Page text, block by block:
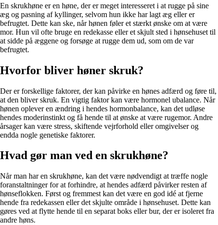
En skrukhøne er en høne, der er meget interesseret i at rugge på sine
æg og pasning af kyllinger, selvom hun ikke har lagt æg eller er
befrugtet. Dette kan ske, når hønen føler et stærkt ønske om at være
mor. Hun vil ofte bruge en redekasse eller et skjult sted i hønsehuset til
at sidde på æggene og forsøge at rugge dem ud, som om de var
befrugtet.
Hvorfor bliver høner skruk?
Der er forskellige faktorer, der kan påvirke en hønes adfærd og føre til,
at den bliver skruk. En vigtig faktor kan være hormonel ubalance. Når
hønen oplever en ændring i hendes hormonbalance, kan det udløse
hendes moderinstinkt og få hende til at ønske at være rugemor. Andre
årsager kan være stress, skiftende vejrforhold eller omgivelser og
endda nogle genetiske faktorer.
Hvad gør man ved en skrukhøne?
Når man har en skrukhøne, kan det være nødvendigt at træffe nogle
foranstaltninger for at forhindre, at hendes adfærd påvirker resten af
hønseflokken. Først og fremmest kan det være en god idé at fjerne
hende fra redekassen eller det skjulte område i hønsehuset. Dette kan
gøres ved at flytte hende til en separat boks eller bur, der er isoleret fra
andre høns.